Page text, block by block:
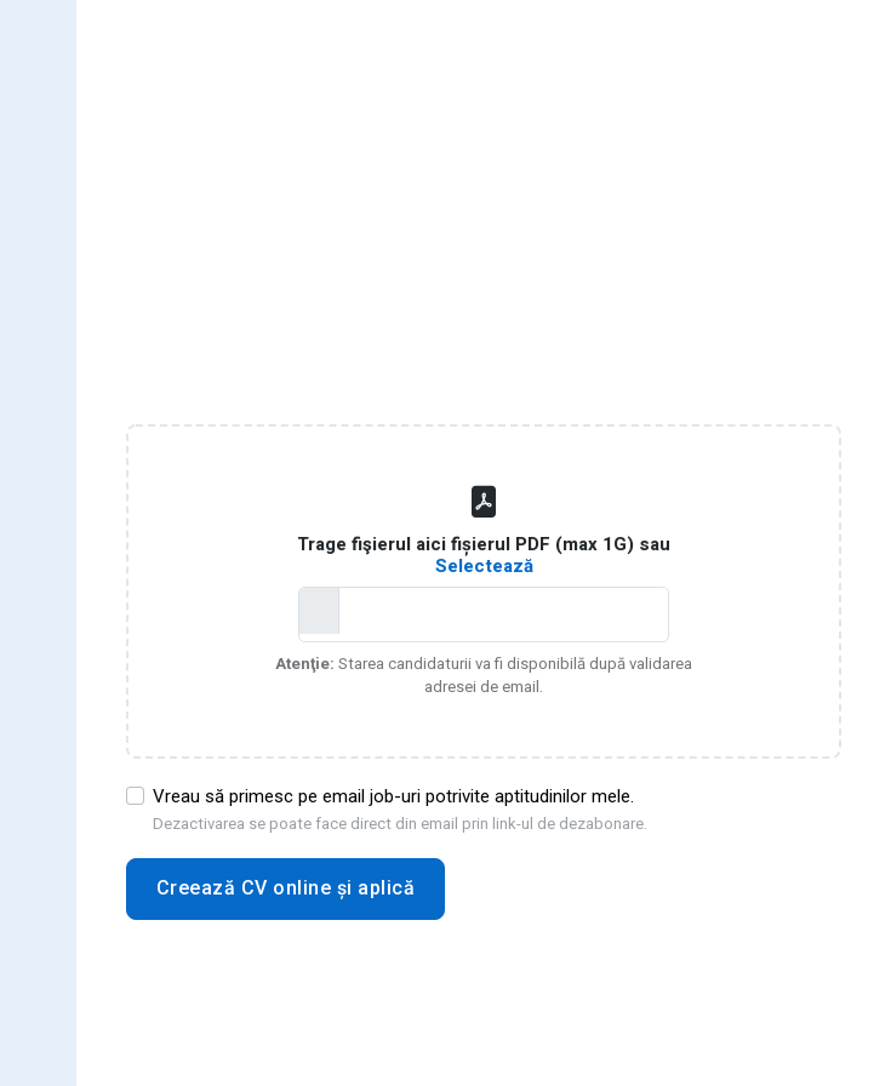
Trage fişierul aici fișierul PDF (max 1G) sau
Selectează
Atenţie: Starea candidaturii va fi disponibilă după validarea
adresei de email.
Vreau să primesc pe email job-uri potrivite aptitudinilor mele.
Dezactivarea se poate face direct din email prin link-ul de dezabonare.
Creează CV online și aplică